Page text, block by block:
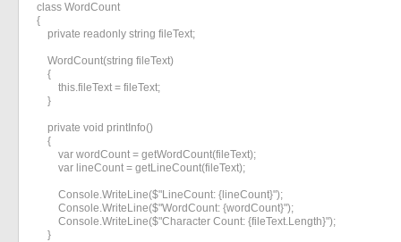
class WordCount
{
    private readonly string fileText;
    WordCount(string fileText)
    {
        this.fileText = fileText;
    }
    private void printInfo()
    {
        var wordCount = getWordCount(fileText);
        var lineCount = getLineCount(fileText);
        Console.WriteLine($"LineCount: {lineCount}");
        Console.WriteLine($"WordCount: {wordCount}");
        Console.WriteLine($"Character Count: {fileText.Length}");
    }